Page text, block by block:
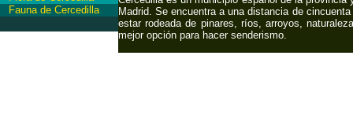
Fauna de Cercedilla
Madrid. Se encuentra a una distancia de
estar rodeada de pinares, ríos, arroyos,
mejor opción para hacer senderismo.